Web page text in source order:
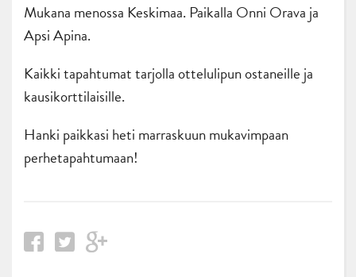
Mukana menossa Keskimaa. Paikalla Onni Orava ja
Apsi Apina.
Kaikki tapahtumat tarjolla ottelulipun ostaneille ja
kausikorttilaisille.
Hanki paikkasi heti marraskuun mukavimpaan
perhetapahtumaan!